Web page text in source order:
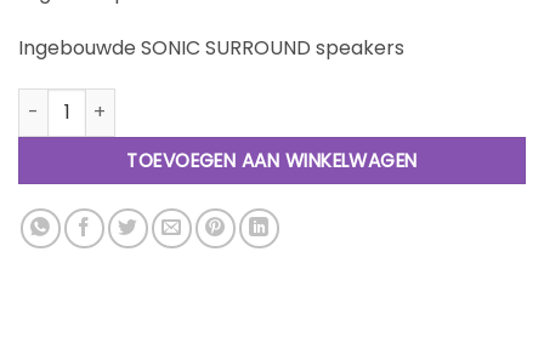
Ingebouwde SONIC SURROUND speakers
Comfort 2.0 aantal
TOEVOEGEN AAN WINKELWAGEN